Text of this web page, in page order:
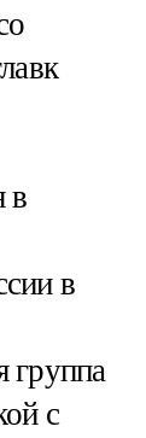
в
в
группа
с